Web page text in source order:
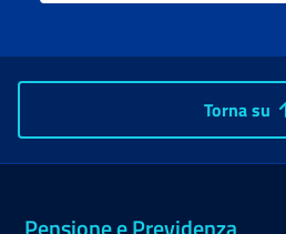
Torna su